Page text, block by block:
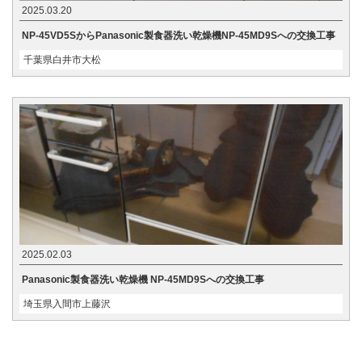
2025.03.20
NP-45VD5SからPanasonic製食器洗い乾燥機NP-45MD9Sへの交換工事
千葉県白井市大松
2025.02.03
Panasonic製食器洗い乾燥機 NP-45MD9Sへの交換工事
埼玉県入間市上藤沢